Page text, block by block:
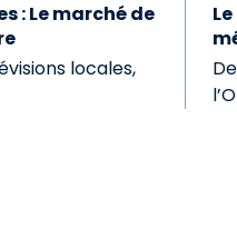
: Le marché de
locales,